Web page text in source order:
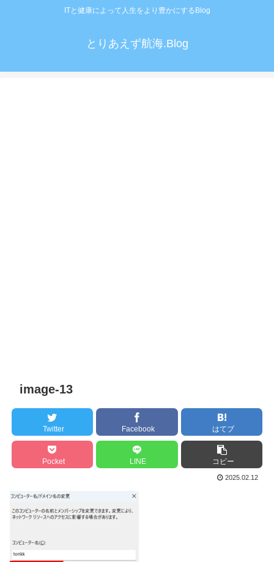
ITと健康によって人生をより豊かにするBlog
とりあえず航海.Blog
image-13
Twitter Facebook はてブ
Pocket LINE コピー
2025.02.12